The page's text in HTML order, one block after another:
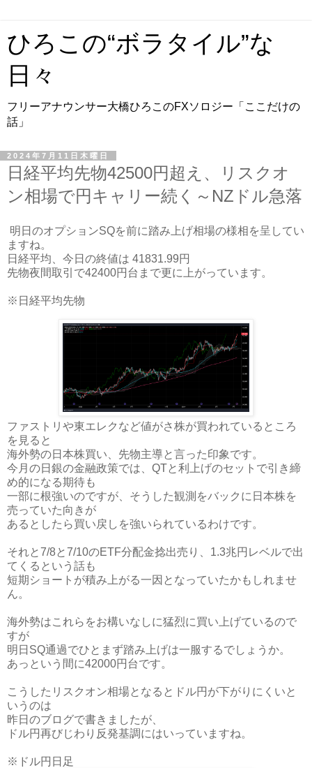
ひろこの“ボラタイル”な
日々
フリーアナウンサー大橋ひろこのFXソロジー「ここだけの
話」
2024年7月11日木曜日
日経平均先物42500円超え、リスクオ
ン相場で円キャリー続く～NZドル急落
明日のオプションSQを前に踏み上げ相場の様相を呈してい
ますね。
日経平均、今日の終値は 41831.99円
先物夜間取引で42400円台まで更に上がっています。
※日経平均先物
ファストリや東エレクなど値がさ株が買われているところ
を見ると
海外勢の日本株買い、先物主導と言った印象です。
今月の日銀の金融政策では、QTと利上げのセットで引き締
め的になる期待も
一部に根強いのですが、そうした観測をバックに日本株を
売っていた向きが
あるとしたら買い戻しを強いられているわけです。
それと7/8と7/10のETF分配金捻出売り、1.3兆円レベルで出
てくるという話も
短期ショートが積み上がる一因となっていたかもしれませ
ん。
海外勢はこれらをお構いなしに猛烈に買い上げているので
すが
明日SQ通過でひとまず踏み上げは一服するでしょうか。
あっという間に42000円台です。
こうしたリスクオン相場となるとドル円が下がりにくいと
いうのは
昨日のブログで書きましたが、
ドル円再びじわり反発基調にはいっていますね。
※ドル円日足